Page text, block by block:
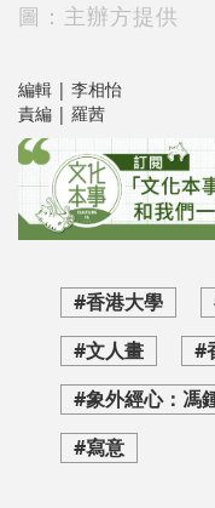
圖：主辦方提供
編輯 | 李相怡
責編 | 羅茜
#香港大學
#文人畫
#
#象外經心：馮
#寫意